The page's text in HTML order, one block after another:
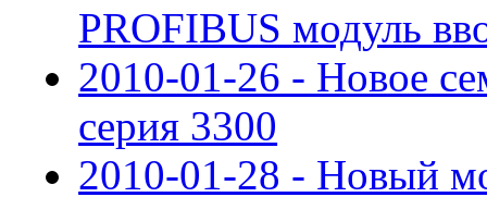
PROFIBUS модуль
2010-01-26 - Новое
cерия 3300
2010-01-28 - Новый